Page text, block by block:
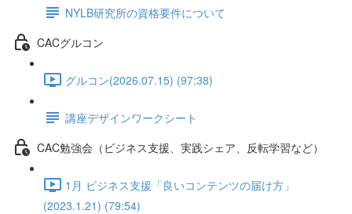
NYLB研究所の資格要件について
CACグルコン
グルコン(2026.07.15) (97:38)
講座デザインワークシート
CAC勉強会（ビジネス支援、実践シェア、反転学習など）
1月 ビジネス支援「良いコンテンツの届け方」
(2023.1.21) (79:54)